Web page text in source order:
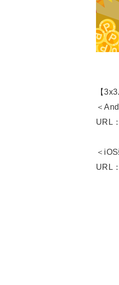
【
＜
URL：
＜
URL：